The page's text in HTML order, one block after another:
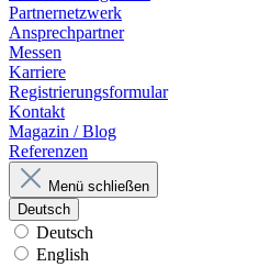
Partnernetzwerk
Ansprechpartner
Messen
Karriere
Registrierungsformular
Kontakt
Magazin / Blog
Referenzen
Menü schließen
Deutsch
Deutsch
English